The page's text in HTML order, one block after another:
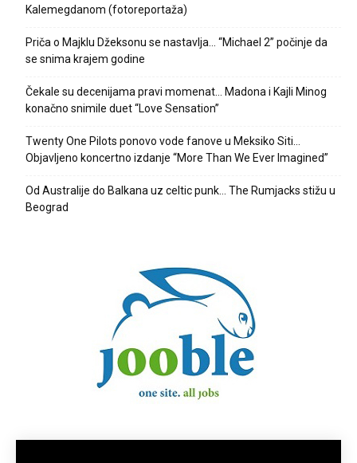
Kalemegdanom (fotoreportaža)
Priča o Majklu Džeksonu se nastavlja… “Michael 2” počinje da
se snima krajem godine
Čekale su decenijama pravi momenat… Madona i Kajli Minog
konačno snimile duet “Love Sensation”
Twenty One Pilots ponovo vode fanove u Meksiko Siti…
Objavljeno koncertno izdanje “More Than We Ever Imagined”
Od Australije do Balkana uz celtic punk… The Rumjacks stižu u
Beograd